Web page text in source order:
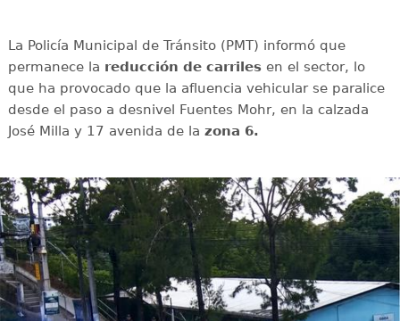
La Policía Municipal de Tránsito (PMT) informó que
permanece la reducción de carrilesen el sector, lo
que ha provocado que la afluencia vehicular se paralice
desde el paso a desnivel Fuentes Mohr, en la calzada
José Milla y 17 avenida de la zona 6.